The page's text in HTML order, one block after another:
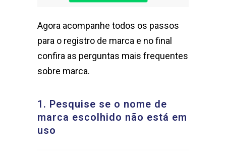
Agora acompanhe todos os passos
para o registro de marca e no final
confira as perguntas mais frequentes
sobre marca.
1. Pesquise se o nome de
marca escolhido não está em
uso